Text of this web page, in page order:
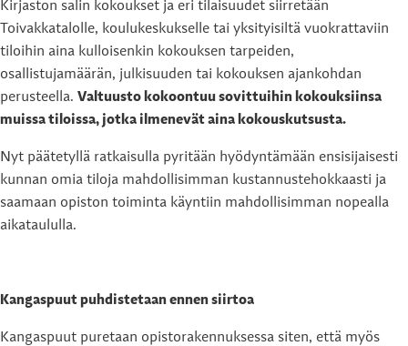
Kirjaston salin kokoukset ja eri tilaisuudet siirretään
Toivakkatalolle, koulukeskukselle tai yksityisiltä vuokrattaviin
tiloihin aina kulloisenkin kokouksen tarpeiden,
osallistujamäärän, julkisuuden tai kokouksen ajankohdan
perusteella. Valtuusto kokoontuu sovittuihin kokouksiinsa
muissa tiloissa, jotka ilmenevät aina kokouskutsusta.
Nyt päätetyllä ratkaisulla pyritään hyödyntämään ensisijaisesti
kunnan omia tiloja mahdollisimman kustannustehokkaasti ja
saamaan opiston toiminta käyntiin mahdollisimman nopealla
aikataululla.
Kangaspuut puhdistetaan ennen siirtoa
Kangaspuut puretaan opistorakennuksessa siten, että myös